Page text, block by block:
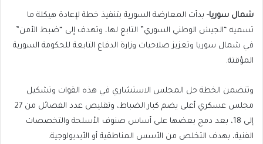
شمال سوريا- بدأت المعارضة السورية بتنفيذ خطة لإعادة هيكلة ما
تسميه “الجيش الوطني السوري” التابع لها، وتهدف إلى “ضبط الأمن”
في شمال سوريا وتعزيز صلاحيات وزارة الدفاع التابعة للحكومة السورية
المؤقتة.
وتتضمن الخطة حل المجلس الاستشاري في هذه القوات وتشكيل
مجلس عسكري أعلى يضم كبار الضباط، وتقليص عدد الفصائل من 27
إلى 18، بعد دمج بعضها على أساس صنوف الأسلحة والتخصصات
الفنية، بهدف التخلص من الأسس المناطقية أو الأيديولوجية.